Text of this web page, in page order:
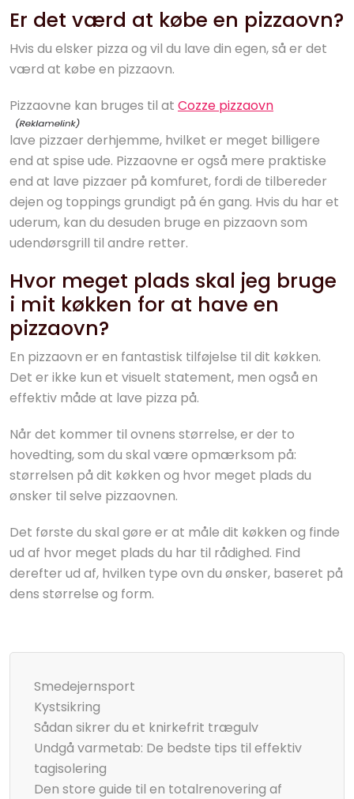
Er det værd at købe en pizzaovn?
Hvis du elsker pizza og vil du lave din egen, så er det
værd at købe en pizzaovn.
Pizzaovne kan bruges til at Cozze pizzaovn
lave pizzaer derhjemme, hvilket er meget billigere
end at spise ude. Pizzaovne er også mere praktiske
end at lave pizzaer på komfuret, fordi de tilbereder
dejen og toppings grundigt på én gang. Hvis du har et
uderum, kan du desuden bruge en pizzaovn som
udendørsgrill til andre retter.
Hvor meget plads skal jeg bruge
i mit køkken for at have en
pizzaovn?
En pizzaovn er en fantastisk tilføjelse til dit køkken.
Det er ikke kun et visuelt statement, men også en
effektiv måde at lave pizza på.
Når det kommer til ovnens størrelse, er der to
hovedting, som du skal være opmærksom på:
størrelsen på dit køkken og hvor meget plads du
ønsker til selve pizzaovnen.
Det første du skal gøre er at måle dit køkken og finde
ud af hvor meget plads du har til rådighed. Find
derefter ud af, hvilken type ovn du ønsker, baseret på
dens størrelse og form.
Smedejernsport
Kystsikring
Sådan sikrer du et knirkefrit trægulv
Undgå varmetab: De bedste tips til effektiv
tagisolering
Den store guide til en totalrenovering af